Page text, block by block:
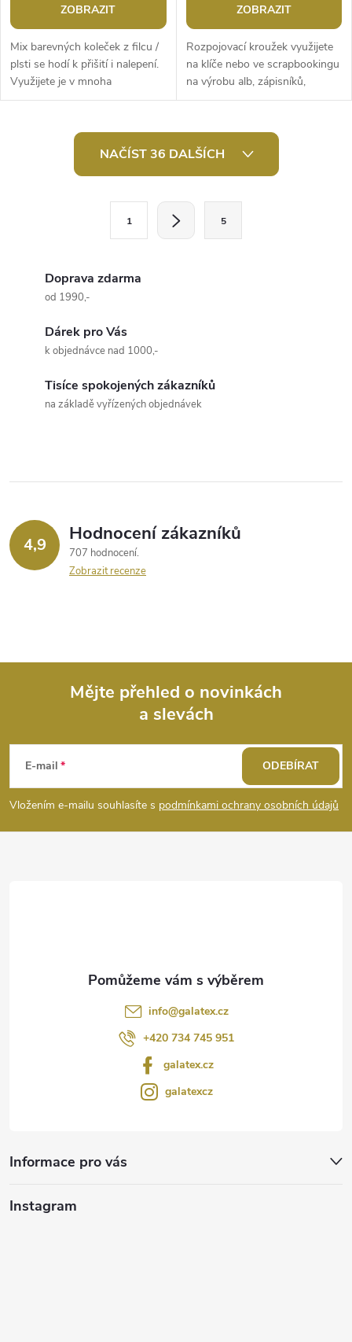
ZOBRAZIT
Mix barevných koleček z filcu /
plsti se hodí k přišití i nalepení.
Využijete je v mnoha
výtvarných technikách, skvěle
ZOBRAZIT
Rozpojovací kroužek využijete
na klíče nebo ve scrapbookingu
na výrobu alb, zápisníků,
sestavení vzorníků apod. Je
k
y
v
NAČÍST 36 DALŠÍCH
1 5
Doprava zdarma
od 1990,-
Dárek pro Vás
k objednávce nad 1000,-
Tisíce spokojených zákazníků
na základě vyřízených objednávek
4,9 Hodnocení zákazníků
707 hodnocení
Zobrazit recenze
p
a
Mějte přehled o novinkách
a slevách
E-mail
Vložením e-mailu souhlasíte s podmínkami ochrany osobních údajů
ODEBÍRAT
info@galatex.cz
+420 734 745 951
galatex.cz
galatexcz
Informace pro vás
Instagram